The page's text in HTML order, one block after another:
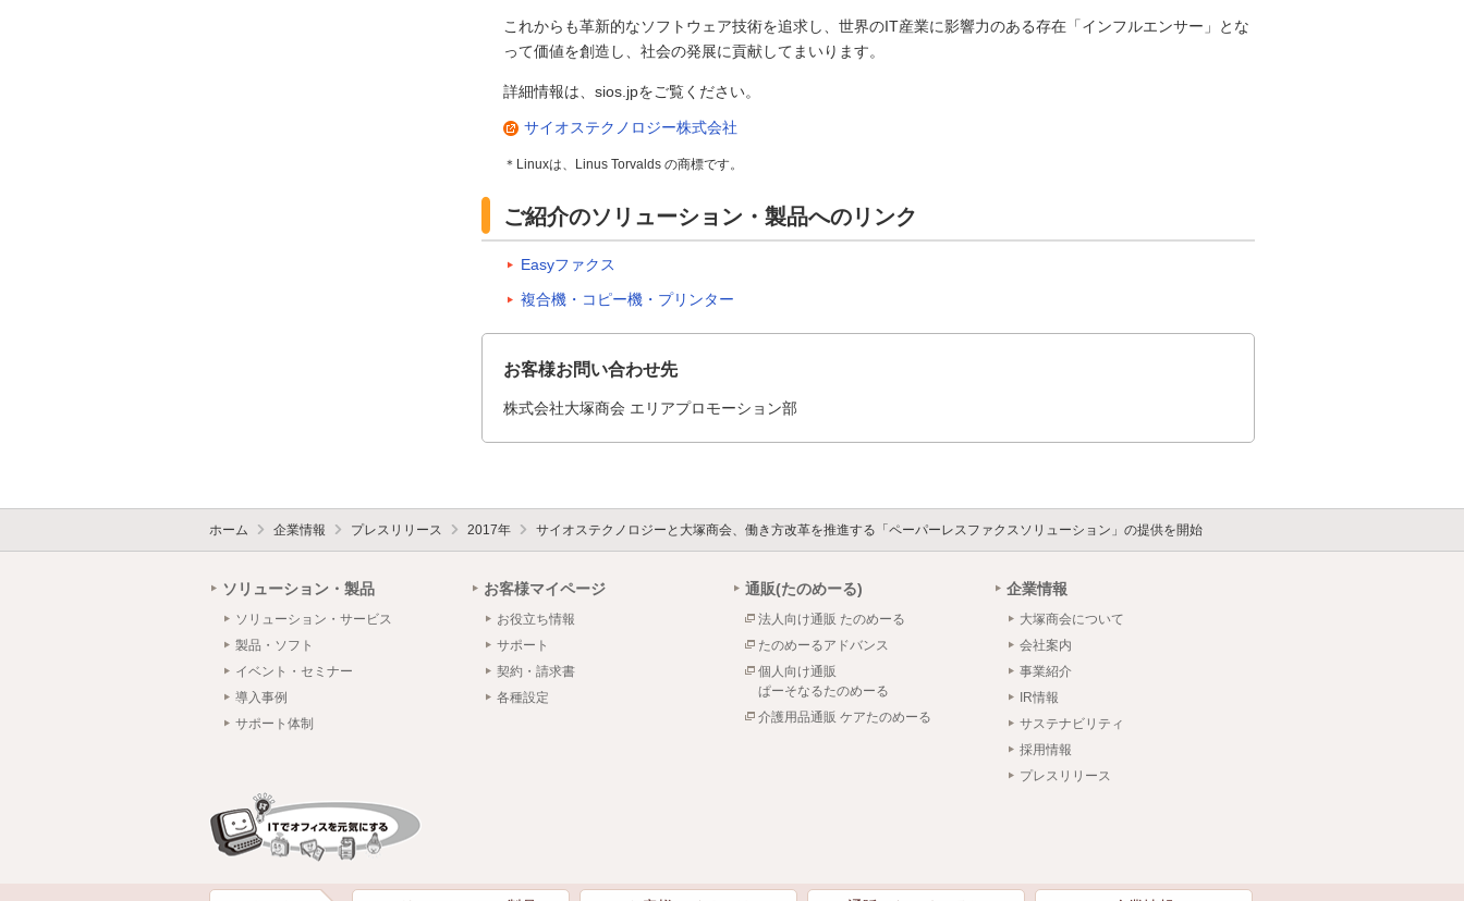
これからも革新的なソフトウェア技術を追求し、世界のIT産業に影響力のある存在「インフルエンサー」とな
って価値を創造し、社会の発展に貢献してまいります。
詳細情報は、sios.jpをご覧ください。
サイオステクノロジー株式会社
＊Linuxは、Linus Torvalds の商標です。
ご紹介のソリューション・製品へのリンク
Easyファクス
複合機・コピー機・プリンター
お客様お問い合わせ先
株式会社大塚商会 エリアプロモーション部
ホーム 企業情報 プレスリリース 2017年 サイオステクノロジーと大塚商会、働き方改革を推進する「ペーパーレスファクスソリューション」の提供を開始
ソリューション・製品
ソリューション・サービス
製品・ソフト
イベント・セミナー
導入事例
サポート体制
お客様マイページ
お役立ち情報
サポート
契約・請求書
各種設定
通販(たのめーる)
法人向け通販 たのめーる
たのめーるアドバンス
個人向け通販
ぱーそなるたのめーる
介護用品通販 ケアたのめーる
企業情報
大塚商会について
会社案内
事業紹介
IR情報
サステナビリティ
採用情報
プレスリリース